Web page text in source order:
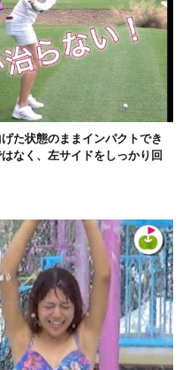
た状態のままインパクトでき
なく、左サイドをしっかり回